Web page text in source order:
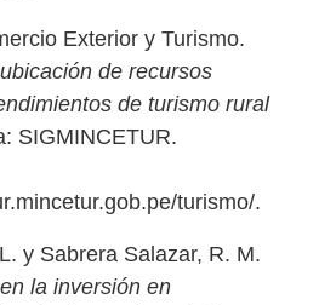
Exterior y Turismo.
de recursos
de turismo rural
SIGMINCETUR.
turismo/.
y Sabrera Salazar, R. M.
la inversión en